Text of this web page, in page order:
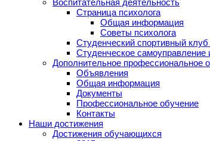
Воспитательная деятельность
Страница психолога
Общая информация
Советы психолога
Студенческий спортивный
Студенческое самоуправление
Дополнительное профессиональное
Объявления
Общая информация
Документы
Профессиональное обучение
Контакты
Наши достижения
Достижения обучающихся